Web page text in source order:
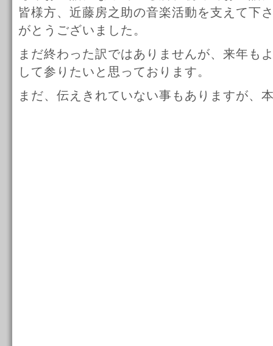
皆様方、近藤房之助の音楽活動を支えて下
がとうございました。
まだ終わった訳ではありませんが、来年も
して参りたいと思っております。
まだ、伝えきれていない事もありますが、